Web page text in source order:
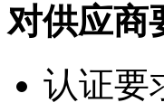
对供应商
认证要